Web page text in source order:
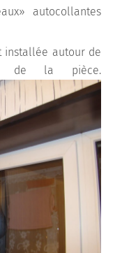
autocollantes
installée autour de
de la pièce.